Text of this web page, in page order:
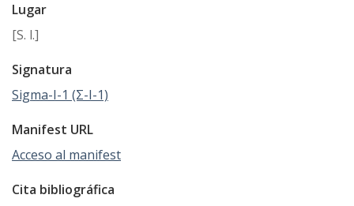
Lugar
[S. l.]
Signatura
Sigma-I-1 (Σ-I-1)
Manifest URL
Acceso al manifest
Cita bibliográfica